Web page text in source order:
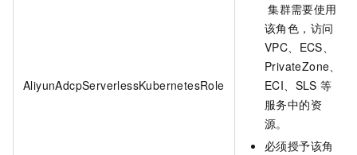
AliyunAdcpServerlessKubernetesRole
集群需要使用
该角色，访问
VPC、ECS、
PrivateZone、
ECI、SLS 等
服务中的资
源。
必须授予该角